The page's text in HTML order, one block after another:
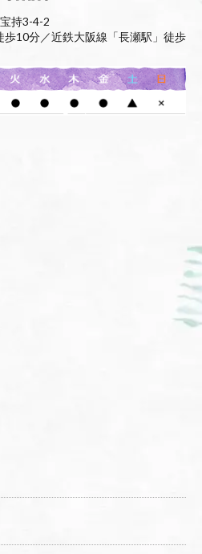
持3-4-2
10分／近鉄大阪線「長瀬駅」徒歩